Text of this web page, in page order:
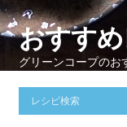
おすす
グリーンコープのお